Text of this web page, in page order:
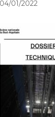
01/2022